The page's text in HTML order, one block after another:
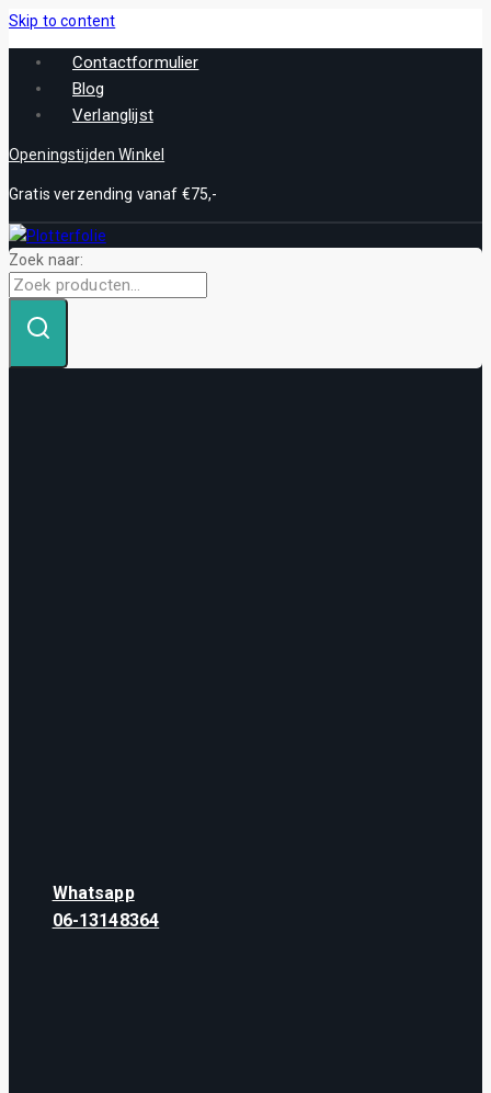
Skip to content
Contactformulier
Blog
Verlanglijst
Openingstijden Winkel
Gratis verzending vanaf €75,-
Zoek naar:
Whatsapp
06-13148364